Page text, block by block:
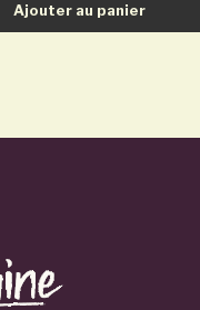
Ajouter au panier